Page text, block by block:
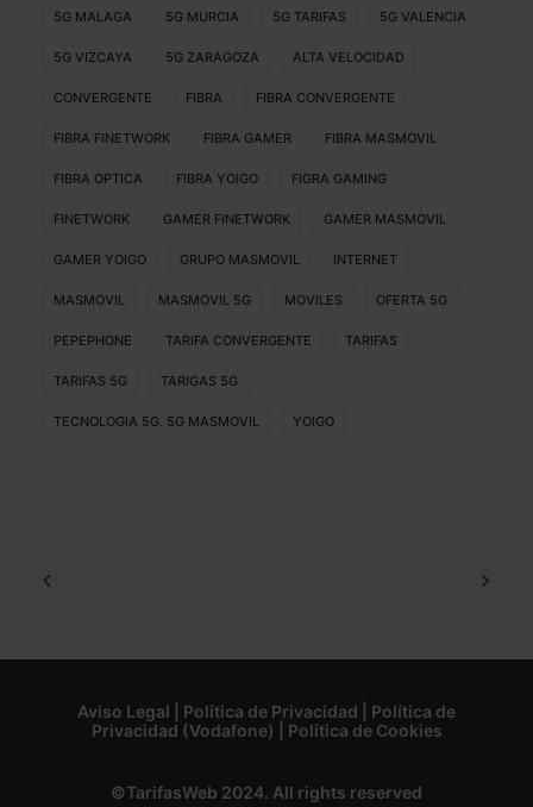
5G MALAGA 5G MURCIA 5G TARIFAS 5G VALENCIA
5G VIZCAYA 5G ZARAGOZA ALTA VELOCIDAD
CONVERGENTE FIBRA FIBRA CONVERGENTE
FIBRA FINETWORK FIBRA GAMER FIBRA MASMOVIL
FIBRA OPTICA FIBRA YOIGO FIGRA GAMING
FINETWORK GAMER FINETWORK GAMER MASMOVIL
GAMER YOIGO GRUPO MASMOVIL INTERNET
MASMOVIL MASMOVIL 5G MOVILES OFERTA 5G
PEPEPHONE TARIFA CONVERGENTE TARIFAS
TARIFAS 5G TARIGAS 5G
TECNOLOGIA 5G. 5G MASMOVIL YOIGO
Aviso Legal Política de Privacidad
Política de
Privacidad (Vodafone)
Política de Cookies
©TarifasWeb 2024. All rights reserved